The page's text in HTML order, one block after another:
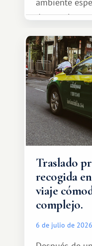
de esos
Traslado
recogida
viaje
complejo.
6 de julio de 2026